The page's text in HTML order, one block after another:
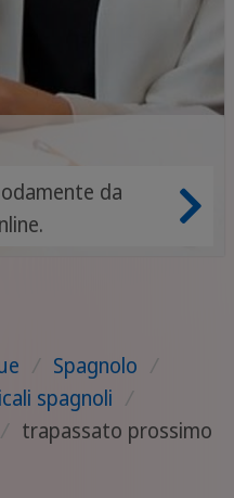
da
/ Spagnolo /
spagnoli /
/ trapassato prossimo